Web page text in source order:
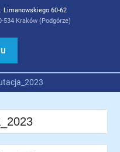
Limanowskiego 60-62
534 Kraków (Podgórze)